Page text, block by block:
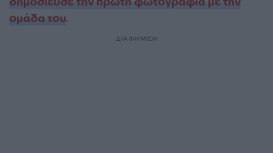
ομάδα του.
ΔΙΑΦΗΜΙΣΗ